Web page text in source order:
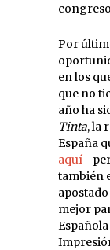
Por
en los
que no
año ha
Tinta, la
España
aquí–
también
mejor